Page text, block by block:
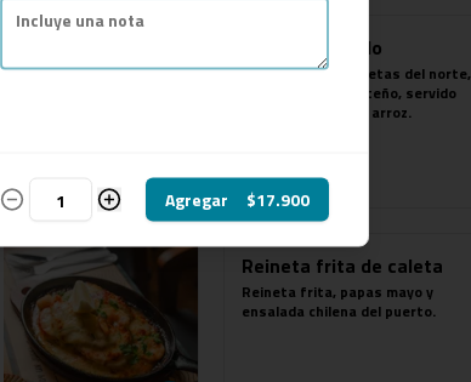
Congrio Saltado
Lo mejor de las caletas del norte,
saltado estilo norteño, servido
con papas fritas y arroz.
$18.900
Reineta frita de caleta
Reineta frita, papas mayo y
ensalada chilena del puerto.
Agregar $17.900